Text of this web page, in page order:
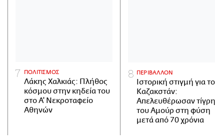
ΠΟΛΙΤΙΣΜΟΣ
Λάκης Χαλκιάς: Πλήθος
κόσμου στην κηδεία του
στο Α' Νεκροταφείο
Αθηνών
ΠΕΡΙΒΑΛΛΟΝ
Ιστορική στιγμή για το
Καζακστάν:
Απελευθέρωσαν τίγρη
του Αμούρ στη φύση
μετά από 70 χρόνια